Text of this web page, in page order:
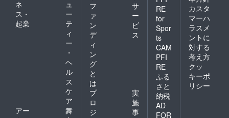
ネ
ス・
起業
ュ
ー
テ
ィ
ー
・
ヘ
ル
ス
ケ
ア
アー
舞
フ
ァ
ン
デ
ィ
ン
グ
と
は
サ
ー
ビ
ス
プ
ロ
ジ
実
施
事
RE
for
Spor
ts
CAM
PFI
RE
ふる
さと
納税
AD
FOR
カスタ
マーハ
ラスメ
ントに
対する
考え方
クッ
キーポ
リシー